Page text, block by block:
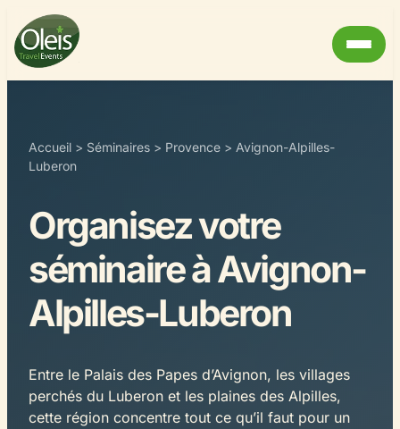
Accueil > Séminaires > Provence > Avignon-Alpilles-
Luberon
Organisez votre
séminaire à Avignon-
Alpilles-Luberon
Entre le Palais des Papes d’Avignon, les villages
perchés du Luberon et les plaines des Alpilles,
cette région concentre tout ce qu’il faut pour un